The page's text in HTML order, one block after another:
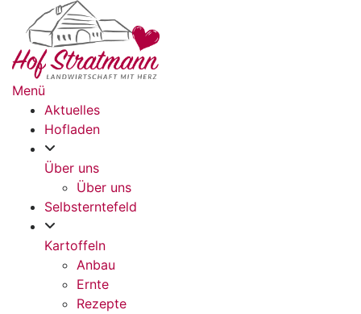
Inhalt
springen
Menü
Aktuelles
Hofladen
Über uns
Über uns
Selbsterntefeld
Kartoffeln
Anbau
Ernte
Rezepte